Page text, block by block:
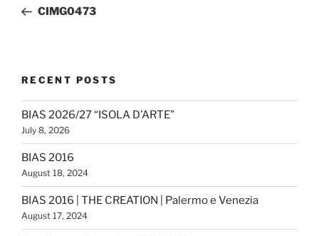
PostCIMG0473
RECENT POSTS
BIAS 2026/27 “ISOLA D’ARTE”
July 8, 2026
BIAS 2016
August 18, 2024
BIAS 2016 | THE CREATION | Palermo e Venezia
August 17, 2024